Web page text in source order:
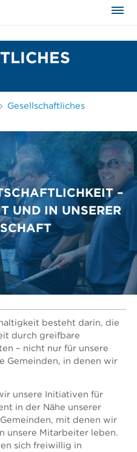
Gesellschaftliches
–
UND IN UNSERER
besteht darin, die
durch greifbare
– nicht nur für unsere
Gemeinden, in denen wir
unsere Initiativen für
in der Nähe unserer
mit denen wir
unsere Mitarbeiter leben.
sich freiwillig in